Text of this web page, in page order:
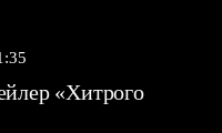
«Хитрого